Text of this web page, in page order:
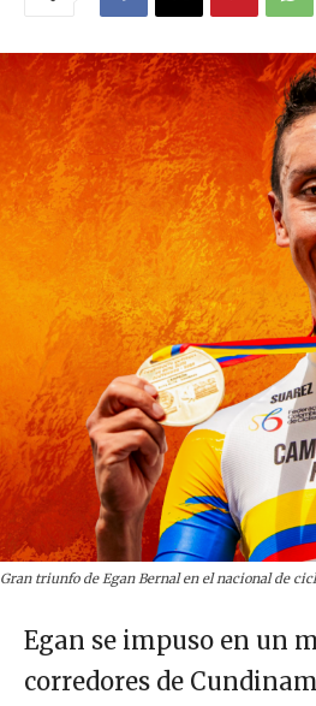
Gran triunfo de Egan Bernal en el nacional de
Egan se impuso en un
corredores de